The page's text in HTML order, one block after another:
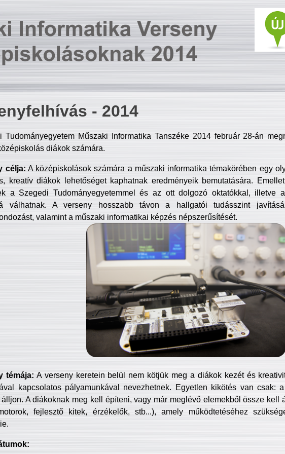
- 2014
Tudományegyetem Műszaki Informatika Tanszéke 2014 február 28-án
diákok számára.
célja: A középiskolások számára a műszaki informatika témakörében egy
kreatív diákok lehetőséget kaphatnak eredményeik bemutatására.
a Szegedi Tudományegyetemmel és az ott dolgozó oktatókkal, illetve
válhatnak. A verseny hosszabb távon a hallgatói tudásszint
valamint a műszaki informatikai képzés népszerűsítését.
témája: A verseny keretein belül nem kötjük meg a diákok kezét és
kapcsolatos pályamunkával nevezhetnek. Egyetlen kikötés van csak:
A diákoknak meg kell építeni, vagy már meglévő elemekből össze kell
fejlesztő kitek, érzékelők, stb...), amely működtetéséhez